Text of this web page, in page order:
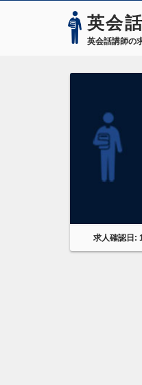
英会
英会話講師の
求人確認日: